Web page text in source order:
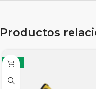
Productos
-17%